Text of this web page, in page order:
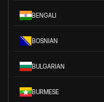
BENGALI
BOSNIAN
BULGARIAN
BURMESE